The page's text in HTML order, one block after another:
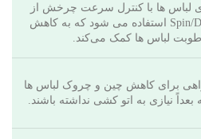
لباس ها با کنترل سرعت چرخش از
برنامه Spin/Drain استفاده می شود که به کاهش
لباس ها کمک می‌کند.
راهی برای کاهش چین و چروک لباس ها
نیازی به اتو کشی نداشته باشند.